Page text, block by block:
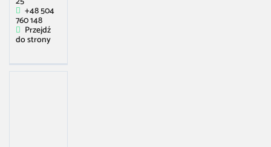
+48 504
760 148
Przejdź
do strony